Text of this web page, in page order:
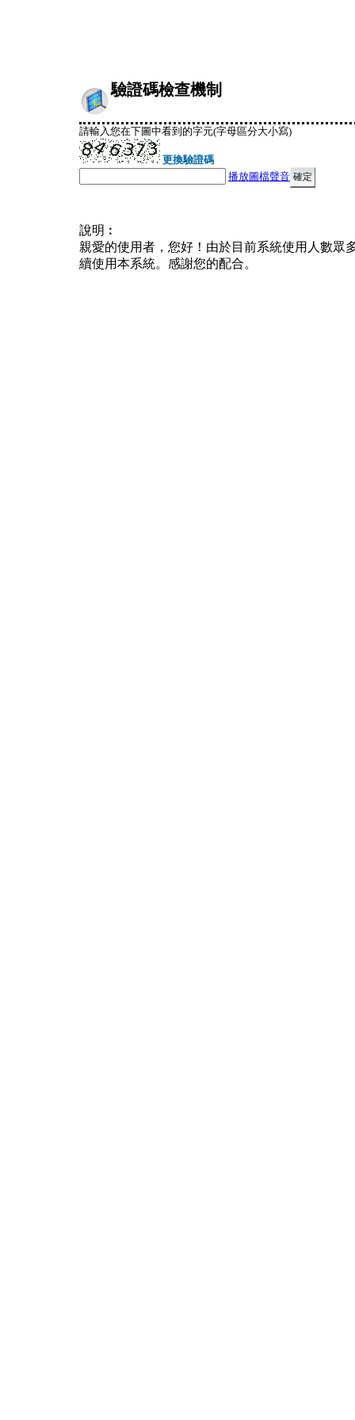
驗證碼檢查機制
請輸入您在下圖中看到的字元(字母區分大小寫)
更換驗證碼
播放圖檔聲音
說明︰
親愛的使用者，您好！由於目前系統使用人數眾
續使用本系統。感謝您的配合。